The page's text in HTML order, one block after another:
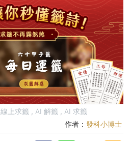
線上求籤 , AI 解籤 , AI 求籤
作者： 發科小博士